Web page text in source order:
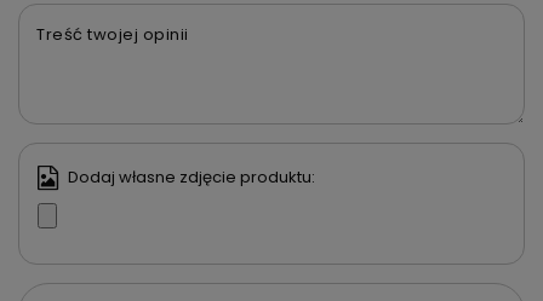
Treść twojej opinii
Dodaj własne zdjęcie produktu: